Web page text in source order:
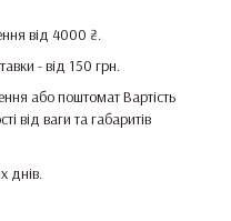
від 4000 ₴.
- від 150 грн.
або поштомат Вартість
від ваги та габаритів
днів.